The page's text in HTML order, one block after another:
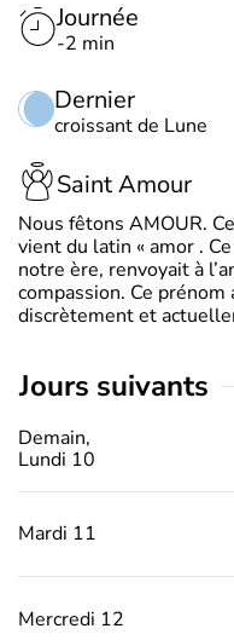
Journée
-2 min
Dernier
croissant de Lune
Saint Amour
Nous fêtons AMOUR.
vient du latin « amor .
notre ère, renvoyait à
compassion. Ce
discrètement et
jours suivants
Demain,
Lundi 10
Mardi 11
Mercredi 12